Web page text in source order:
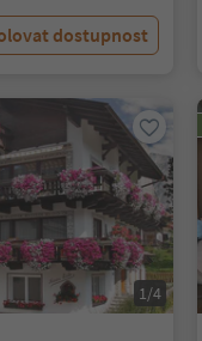
dostupnost
1/4